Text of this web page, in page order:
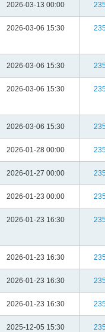
2026-03-13 00:00
2026-03-06 15:30
2026-03-06 15:30
2026-03-06 15:30
2026-03-06 15:30
2026-01-28 00:00
2026-01-27 00:00
2026-01-23 00:00
2026-01-23 16:30
2026-01-23 16:30
2026-01-23 16:30
2026-01-23 16:30
2025-12-05 15:30